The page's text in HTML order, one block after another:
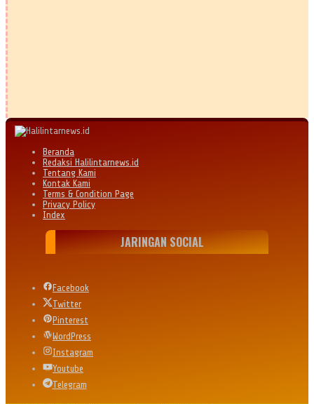
Beranda
Redaksi Halilintarnews.id
Tentang Kami
Kontak Kami
Terms & Condition Page
Privacy Policy
Index
JARINGAN SOCIAL
Facebook
Twitter
Pinterest
WordPress
Instagram
Youtube
Telegram